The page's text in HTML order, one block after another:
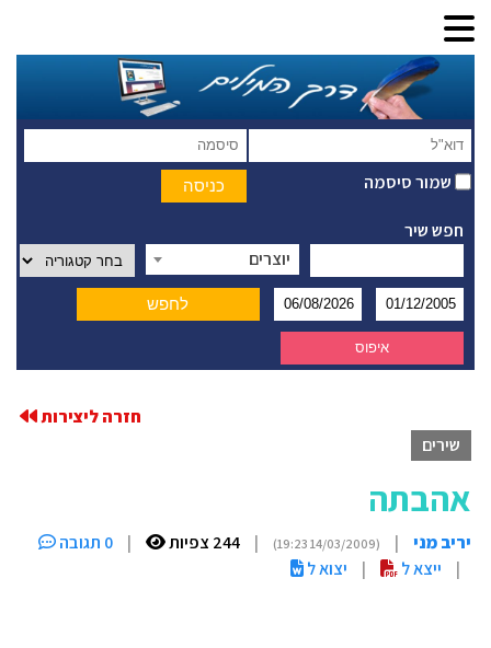
שמור סיסמה
חפש שיר
יוצרים
חזרה ליצירות
שירים
אהבתה
יריב מני |
(14/03/2009 19:23)
| 244 צפיות |
0 תגובה
|
ייצא ל | יצוא ל